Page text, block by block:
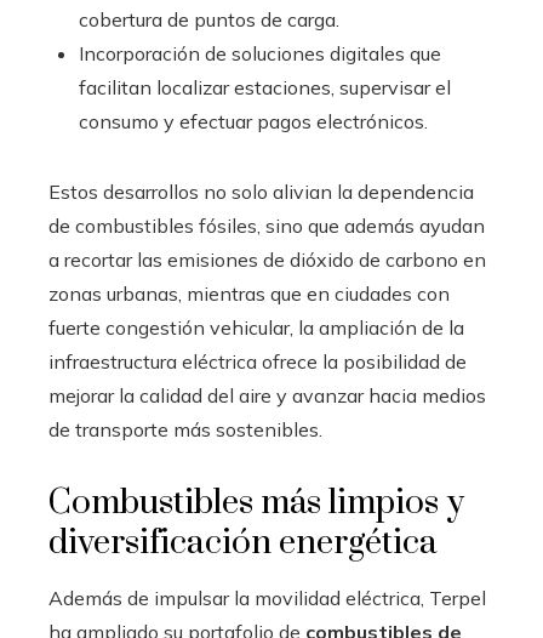
cobertura de puntos de carga.
Incorporación de soluciones digitales que
facilitan localizar estaciones, supervisar el
consumo y efectuar pagos electrónicos.
Estos desarrollos no solo alivian la dependencia
de combustibles fósiles, sino que además ayudan
a recortar las emisiones de dióxido de carbono en
zonas urbanas, mientras que en ciudades con
fuerte congestión vehicular, la ampliación de la
infraestructura eléctrica ofrece la posibilidad de
mejorar la calidad del aire y avanzar hacia medios
de transporte más sostenibles.
Combustibles más limpios y
diversificación energética
Además de impulsar la movilidad eléctrica, Terpel
ha ampliado su portafolio de combustibles de